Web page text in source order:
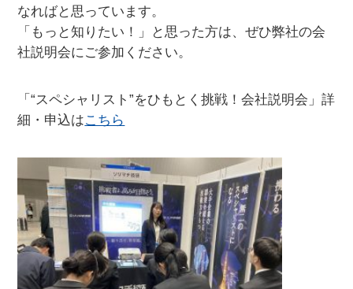
なればと思っています。
「もっと知りたい！」と思った方は、ぜひ弊社の会
社説明会にご参加ください。
「“スペシャリスト”をひもとく挑戦！会社説明会」詳
細・申込はこちら